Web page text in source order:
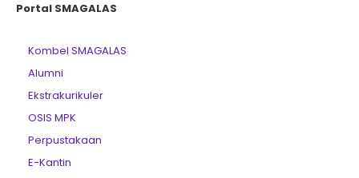
Portal SMAGALAS
Kombel SMAGALAS
Alumni
Ekstrakurikuler
OSIS MPK
Perpustakaan
E-Kantin